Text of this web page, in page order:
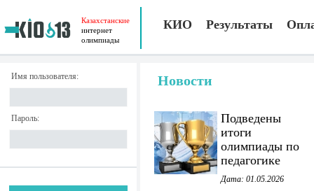
Казахстанские
интернет
олимпиады
КИО Результаты
Имя пользователя:
Пароль:
Новости
Подведены
итоги
олимпиады по
педагогике
Дата: 01.05.2026